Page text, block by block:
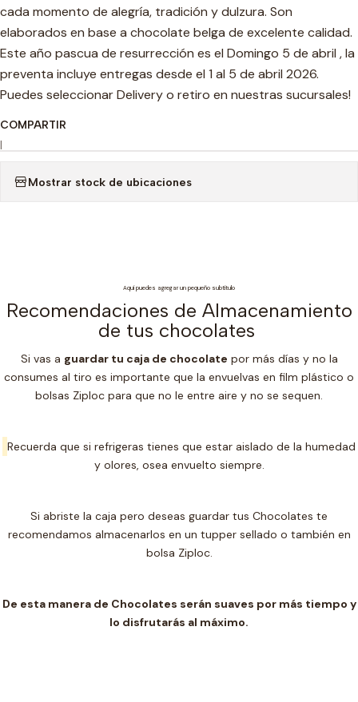
cada momento de alegría, tradición y dulzura. Son
elaborados en base a chocolate belga de excelente calidad.
Este año pascua de resurrección es el Domingo 5 de abril , la
preventa incluye entregas desde el 1 al 5 de abril 2026.
Puedes seleccionar Delivery o retiro en nuestras sucursales!
COMPARTIR
|
Mostrar stock de ubicaciones
Aquí puedes agregar un pequeño subtítulo
Recomendaciones de Almacenamiento
de tus chocolates
Si vas a guardar tu caja de chocolate por más días y no la
consumes al tiro es importante que la envuelvas en film plástico o
bolsas Ziploc para que no le entre aire y no se sequen.
Recuerda que si refrigeras tienes que estar aislado de la humedad
y olores, osea envuelto siempre.
Si abriste la caja pero deseas guardar tus Chocolates te
recomendamos almacenarlos en un tupper sellado o también en
bolsa Ziploc.
De esta manera de Chocolates serán suaves por más tiempo y
lo disfrutarás al máximo.